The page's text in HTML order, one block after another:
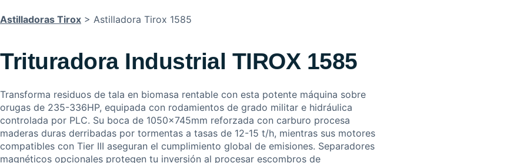
Astilladoras Tirox > Astilladora Tirox 1585
Trituradora Industrial TIROX 1585
Transforma residuos de tala en biomasa rentable con esta potente máquina sobre
orugas de 235-336HP, equipada con rodamientos de grado militar e hidráulica
controlada por PLC. Su boca de 1050×745mm reforzada con carburo procesa
maderas duras derribadas por tormentas a tasas de 12-15 t/h, mientras sus motores
compatibles con Tier III aseguran el cumplimiento global de emisiones. Separadores
magnéticos opcionales protegen tu inversión al procesar escombros de